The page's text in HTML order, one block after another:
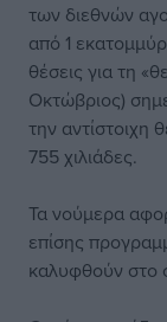
των διεθνών
από 1
θέσεις για τη
Οκτώβριος)
την αντίστοιχη
755 χιλιάδες.
Τα νούμερα
επίσης
καλυφθούν στο